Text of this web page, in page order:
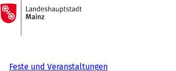
Inhalt anspringen
Zur
Startseite
Feste und Veranstaltungen